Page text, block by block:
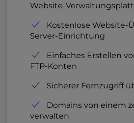
Website-
Kostenlose Website-
Server-Einrichtung
Einfaches Erstellen
FTP-Konten
Sicherer Fernzugriff
Domains von einem
verwalten